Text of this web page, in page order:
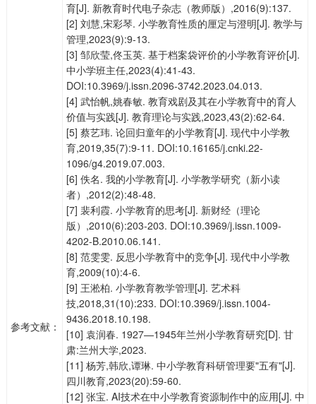
参考文献：
育[J]. 新教育时代电子杂志（教师版）,2016(9):137.
[2] 刘慧,宋彩琴. 小学教育性质的厘定与澄明[J]. 教学与
管理,2023(9):9-13.
[3] 邹欣莹,佟玉英. 基于档案袋评价的小学教育评价[J].
中小学班主任,2023(4):41-43.
DOI:10.3969/j.issn.2096-3742.2023.04.013.
[4] 武怡帆,姚春敏. 教育戏剧及其在小学教育中的育人
价值与实践[J]. 教育理论与实践,2023,43(2):62-64.
[5] 蔡艺玮. 论回归童年的小学教育[J]. 现代中小学教
育,2019,35(7):9-11. DOI:10.16165/j.cnki.22-
1096/g4.2019.07.003.
[6] 佚名. 我的小学教育[J]. 小学教学研究（新小读
者）,2012(2):48-48.
[7] 裴利霞. 小学教育的思考[J]. 新财经（理论
版）,2010(6):203-203. DOI:10.3969/j.issn.1009-
4202-B.2010.06.141.
[8] 范雯雯. 反思小学教育中的竞争[J]. 现代中小学教
育,2009(10):4-6.
[9] 王淞柏. 小学教育教学管理[J]. 艺术科
技,2018,31(10):233. DOI:10.3969/j.issn.1004-
9436.2018.10.198.
[10] 袁润春. 1927—1945年兰州小学教育研究[D]. 甘
肃:兰州大学,2023.
[11] 杨芳,韩欣,谭琳. 中小学教育科研管理要"五有"[J].
四川教育,2023(20):59-60.
[12] 张宝. AI技术在中小学教育资源制作中的应用[J]. 中